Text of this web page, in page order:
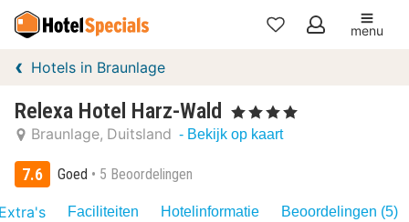
Mijn
menu
Hotels in Braunlage
Relexa Hotel Harz-Wald , 4 Sterren
Braunlage Duitsland - Bekijk op kaart
7.6 Goed 5 Beoordelingen
Faciliteiten Hotelinformatie Beoordelingen (5)